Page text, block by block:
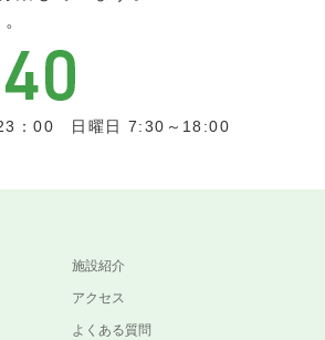
：00 日曜日 7:30～18:00
施設紹介
アクセス
よくある質問